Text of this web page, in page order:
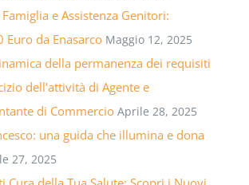
Famiglia e Assistenza Genitori:
Euro da Enasarco Maggio 12, 2025
della permanenza dei requisiti
dell’attività di Agente e
di Commercio Aprile 28, 2025
una guida che illumina e dona
27, 2025